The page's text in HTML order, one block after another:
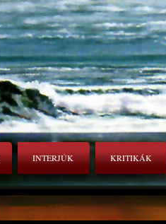
INTERJÚK KRITIKÁK